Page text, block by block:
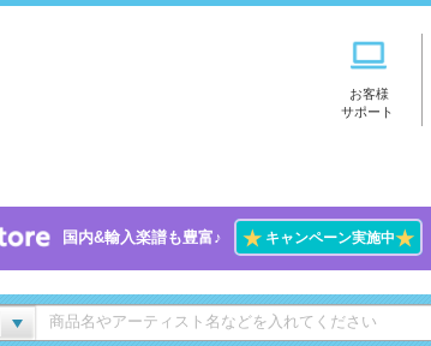
お客様
サポート
国内&輸入楽譜も豊富♪ ★キャンペーン実施中★